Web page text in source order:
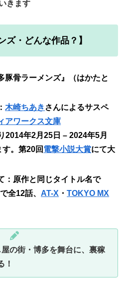
きます
ズ・どんな作品？】
豚骨ラーメンズ』（はかたと
木崎ちあき さんによるサスペ
アワークス文庫
2014年2月25日 – 2024年5月
。第20回 電撃小説大賞にて大
：原作と同じタイトル名で
全12話、 AT-X ・TOKYO MX
の街・博多を舞台に、裏稼
！